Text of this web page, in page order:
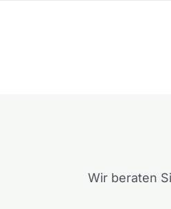
Wir beraten